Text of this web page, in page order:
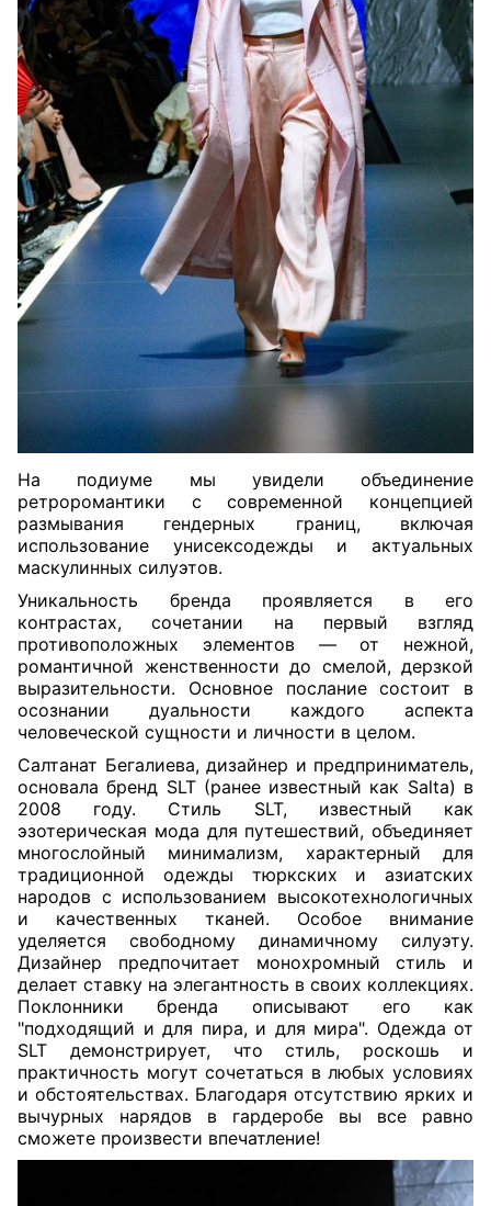
На подиуме мы увидели объединение
ретроромантики с современной концепцией
размывания гендерных границ, включая
использование унисексодежды и актуальных
маскулинных силуэтов.
Уникальность бренда проявляется в его
контрастах, сочетании на первый взгляд
противоположных элементов — от нежной,
романтичной женственности до смелой, дерзкой
выразительности. Основное послание состоит в
осознании дуальности каждого аспекта
человеческой сущности и личности в целом.
Салтанат Бегалиева, дизайнер и предприниматель,
основала бренд SLT (ранее известный как Salta) в
2008 году. Стиль SLT, известный как
эзотерическая мода для путешествий, объединяет
многослойный минимализм, характерный для
традиционной одежды тюркских и азиатских
народов с использованием высокотехнологичных
и качественных тканей. Особое внимание
уделяется свободному динамичному силуэту.
Дизайнер предпочитает монохромный стиль и
делает ставку на элегантность в своих коллекциях.
Поклонники бренда описывают его как
"подходящий и для пира, и для мира". Одежда от
SLT демонстрирует, что стиль, роскошь и
практичность могут сочетаться в любых условиях
и обстоятельствах. Благодаря отсутствию ярких и
вычурных нарядов в гардеробе вы все равно
сможете произвести впечатление!